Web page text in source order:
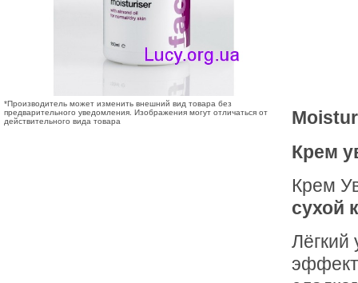
*Производитель может изменить внешний вид товара без
предварительного уведомления. Изображения могут отличаться от
действительного вида товара
Крем
Крем
сухой